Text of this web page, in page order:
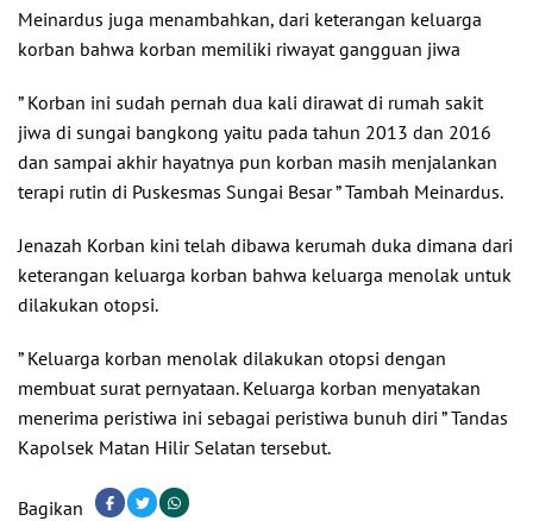
Meinardus juga menambahkan, dari keterangan keluarga
korban bahwa korban memiliki riwayat gangguan jiwa
” Korban ini sudah pernah dua kali dirawat di rumah sakit
jiwa di sungai bangkong yaitu pada tahun 2013 dan 2016
dan sampai akhir hayatnya pun korban masih menjalankan
terapi rutin di Puskesmas Sungai Besar ” Tambah Meinardus.
Jenazah Korban kini telah dibawa kerumah duka dimana dari
keterangan keluarga korban bahwa keluarga menolak untuk
dilakukan otopsi.
” Keluarga korban menolak dilakukan otopsi dengan
membuat surat pernyataan. Keluarga korban menyatakan
menerima peristiwa ini sebagai peristiwa bunuh diri ” Tandas
Kapolsek Matan Hilir Selatan tersebut.
Bagikan